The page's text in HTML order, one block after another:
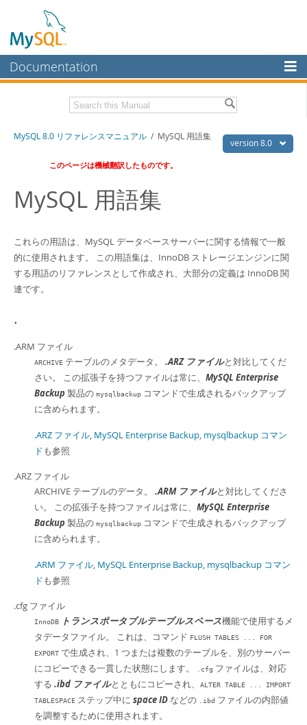
Documentation
MySQL Enterprise
Workbench
InnoDB Cluster
MySQL NDB Cluster
Connectors
More
MySQL.com
Downloads
Download this Manual
PDF (US Ltr)- 36.1Mb
version 8.0
MySQL 8.0 リファレンスマニュアル / MySQL 用語集
このページは機械翻訳したものです。
MySQL 用語集
これらの用語は、MySQL データベースサーバーに関する情報で一般
的に使用されます。 この用語集は、InnoDB ストレージエンジンに関
する用語のリファレンスとして作成され、大部分の定義は InnoDB 関
連です。
.
.ARM ファイル
ARCHIVE テーブルのメタデータ。 .ARZ ファイルと対比してくだ
さい。 この拡張子を持つファイルは常に、 MySQL Enterprise
Backup 製品の mysqlbackup コマンドで生成されるバックアップ
に含められます。
.ARZ ファイル, MySQL Enterprise Backup, mysqlbackup コマン
ドも参照
.ARZ ファイル
ARCHIVE テーブルのデータ。 .ARM ファイルと対比してくださ
い。 この拡張子を持つファイルは常に、 MySQL Enterprise
Backup 製品の mysqlbackup コマンドで生成されるバックアップ
に含められます。
.ARM ファイル, MySQL Enterprise Backup, mysqlbackup コマン
ドも参照
.cfg ファイル
InnoDB トランスポータブルテーブルスペース機能で使用するメ
タデータファイル。 これは、コマンド FLUSH TABLES ... FOR
EXPORT で生成され、1 つまたは複数のテーブルを、別のサーバー
にコピーできる一貫した状態にします。
.cfg ファイルは、対応
する .ibd ファイルとともにコピーされ、
ALTER TABLE ... IMPORT
TABLESPACE ステップ中に space ID などの .ibd ファイルの内部値
を調整するために使用されます。